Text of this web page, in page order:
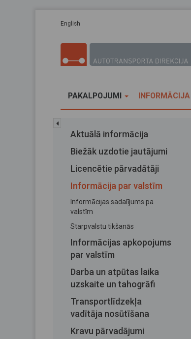
English
PAKALPOJUMI
Aktuālā informācija
Biežāk uzdotie jautājumi
Licencētie pārvadātāji
Informācija par valstīm
Informācijas sadalījums pa
valstīm
Starpvalstu tikšanās
Informācijas apkopojums
par valstīm
Darba un atpūtas laika
uzskaite un tahogrāfi
Transportlīdzekļa
vadītāja nosūtīšana
Kravu pārvadājumi